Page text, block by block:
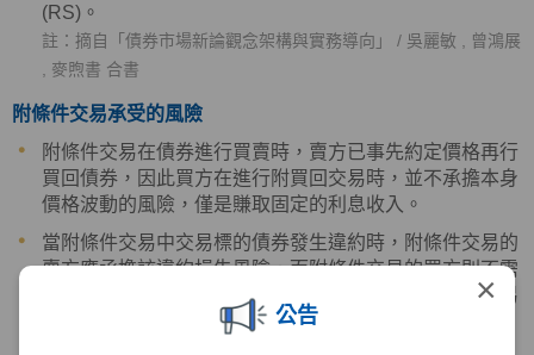
×
公告
(RS)。
註：摘自「債券市場新論觀念架構與實務導向」 / 吳麗敏 , 曾鴻展
, 麥煦書 合書
附條件交易承受的風險
附條件交易在債券進行買賣時，賣方已事先約定價格再行
買回債券，因此買方在進行附買回交易時，並不承擔本身
價格波動的風險，僅是賺取固定的利息收入。
當附條件交易中交易標的債券發生違約時，附條件交易的
賣方應承擔該違約損失風險，而附條件交易的買方則不需
承擔。但當附條件交易中的賣方發生違約時，附條件交易
的買方則需承擔賣方違約的損失。 因此，附條件交易的